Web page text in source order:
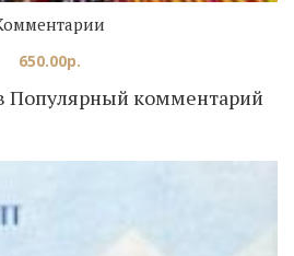
Популярный комментарий
650.00р.